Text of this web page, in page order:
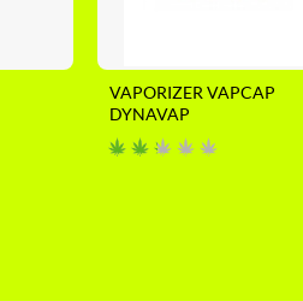
VAPORIZER VAPCAP
DYNAVAP